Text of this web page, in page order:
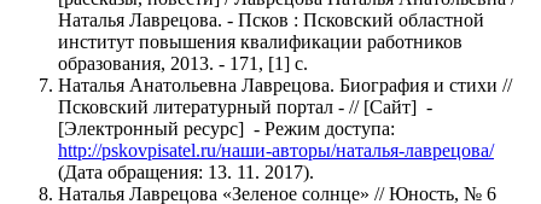
Наталья Лаврецова. - Псков : Псковский областной
институт повышения квалификации работников
образования, 2013. - 171, [1] с.
Наталья Анатольевна Лаврецова. Биография и стихи //
Псковский литературный портал - // [Сайт] -
[Электронный ресурс] - Режим доступа:
http://pskovpisatel.ru/наши-авторы/наталья-лаврецова/
(Дата обращения: 13. 11. 2017).
Наталья Лаврецова «Зеленое солнце» // Юность, № 6